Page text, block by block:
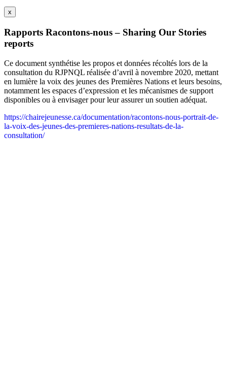
x
Rapports Racontons-nous – Sharing Our Stories
reports
Ce document synthétise les propos et données récoltés lors de la
consultation du RJPNQL réalisée d’avril à novembre 2020, mettant
en lumière la voix des jeunes des Premières Nations et leurs besoins,
notamment les espaces d’expression et les mécanismes de support
disponibles ou à envisager pour leur assurer un soutien adéquat.
https://chairejeunesse.ca/documentation/racontons-nous-portrait-de-
la-voix-des-jeunes-des-premieres-nations-resultats-de-la-
consultation/